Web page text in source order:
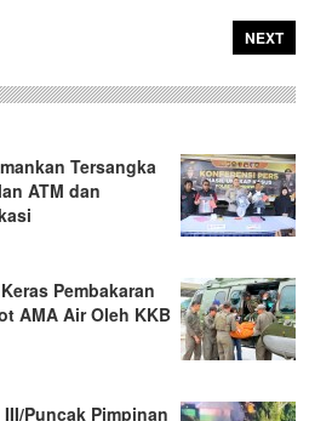
NEXT
Tersangka
ATM dan
Pembakaran
AMA Air Oleh KKB
Puncak Pimpinan